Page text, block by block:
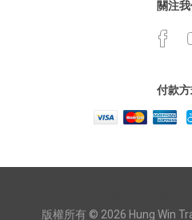
關注
付款
版權所有 © 2026 Hung Win